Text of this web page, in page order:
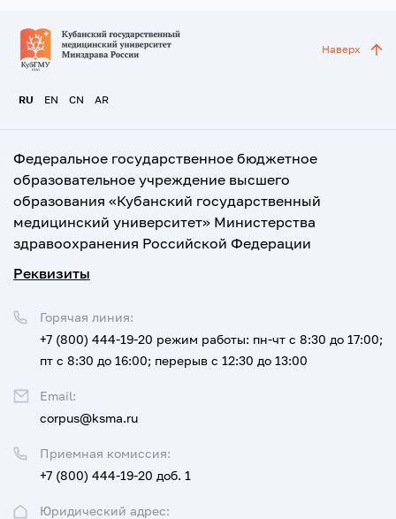
RU EN CN AR
Наверх
Федеральное государственное бюджетное
образовательное учреждение высшего
образования «Кубанский государственный
медицинский университет» Министерства
здравоохранения Российской Федерации
Реквизиты
Юридический адрес:
Приемная комиссия:
+7 (800) 444-19-20 доб. 1
Горячая линия:
+7 (800) 444-19-20 режим работы: пн-чт с 8:30 до 17:00;
пт с 8:30 до 16:00; перерыв с 12:30 до 13:00
Email:
corpus@ksma.ru